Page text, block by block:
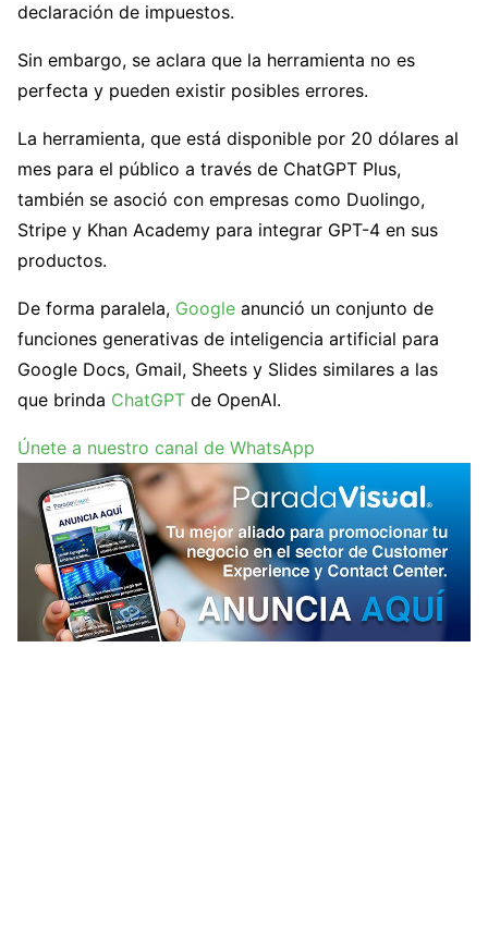
declaración de impuestos.
Sin embargo, se aclara que la herramienta no es
perfecta y pueden existir posibles errores.
La herramienta, que está disponible por 20 dólares al
mes para el público a través de ChatGPT Plus,
también se asoció con empresas como Duolingo,
Stripe y Khan Academy para integrar GPT-4 en sus
productos.
De forma paralela, Google anunció un conjunto de
funciones generativas de inteligencia artificial para
Google Docs, Gmail, Sheets y Slides similares a las
que brinda ChatGPT de OpenAI.
Únete a nuestro canal de WhatsApp